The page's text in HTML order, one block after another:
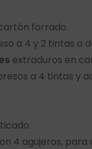
forrado.
a 4 y 2 tintas a
extraduros en
a 4 tintas y
4 agujeros, para